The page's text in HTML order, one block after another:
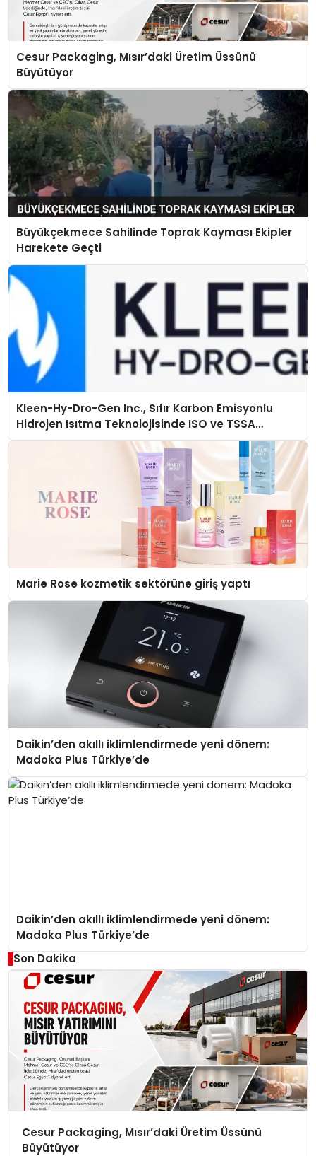
Cesur Packaging, Mısır’daki Üretim Üssünü
Büyütüyor
Büyükçekmece Sahilinde Toprak Kayması Ekipler
Harekete Geçti
Kleen-Hy-Dro-Gen Inc., Sıfır Karbon Emisyonlu
Hidrojen Isıtma Teknolojisinde ISO ve TSSA
Düzenleyici Onaylarını Aldı
Marie Rose kozmetik sektörüne giriş yaptı
Daikin’den akıllı iklimlendirmede yeni dönem:
Madoka Plus Türkiye’de
Daikin’den akıllı iklimlendirmede yeni dönem:
Madoka Plus Türkiye’de
Son Dakika
Cesur Packaging, Mısır’daki Üretim Üssünü
Büyütüyor